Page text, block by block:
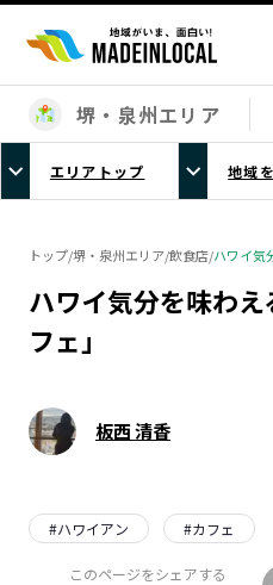
エリアから探す
北海道エリア
秋田エリア
福島エリア
栃木エリア
東京23区エリア
神奈川エリア
福井エリア
長野エリア
堺・泉州エリア
エリアトップ 地域
トップ/堺・泉州エリア/飲食店/ハワイ気
ハワイ気分を味わ
フェ」
板西 清香
#ハワイアン #カフェ
このページをシェアする